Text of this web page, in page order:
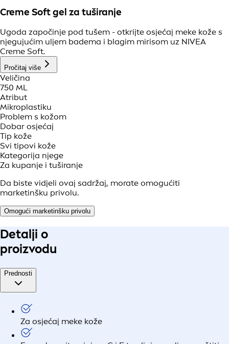
Creme Soft gel za tuširanje
Ugoda započinje pod tušem - otkrijte osjećaj meke kože s
njegujućim uljem badema i blagim mirisom uz NIVEA
Creme Soft.
Pročitaj više
Veličina
750 ML
Atribut
Mikroplastiku
Problem s kožom
Dobar osjećaj
Tip kože
Svi tipovi kože
Kategorija njege
Za kupanje i tuširanje
Da biste vidjeli ovaj sadržaj, morate omogućiti
marketinšku privolu.
Omogući marketinšku privolu
Detalji o
proizvodu
Prednosti
Za osjećaj meke kože